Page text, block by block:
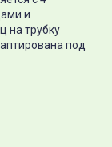
и
на трубку
под